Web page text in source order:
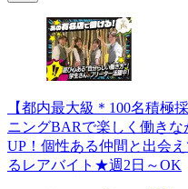
【都内最大級＊100名積極
ニングBARで楽しく働き
UP！個性ある仲間と出会
るレアバイト★週2日～OK